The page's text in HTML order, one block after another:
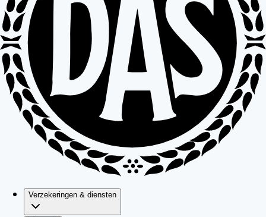
Verzekeringen & diensten